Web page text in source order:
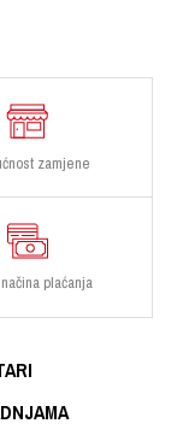
zamjene
plaćanja